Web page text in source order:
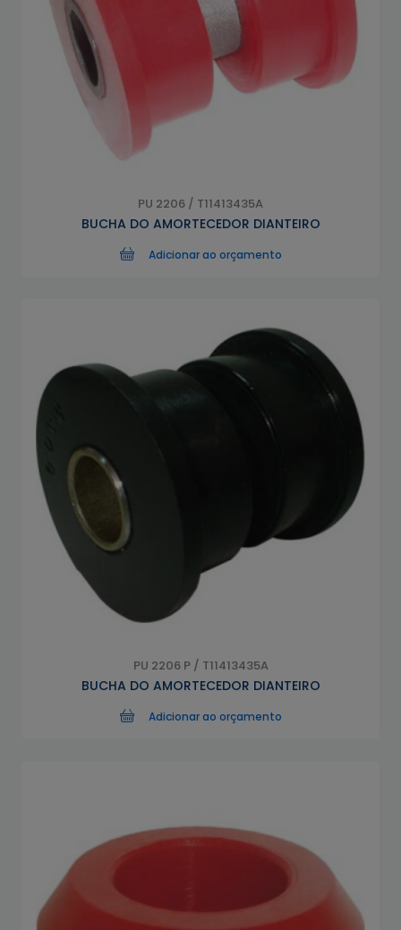
PU 2206 / T11413435A
BUCHA DO AMORTECEDOR DIANTEIRO
Adicionar ao orçamento
PU 2206 P / T11413435A
BUCHA DO AMORTECEDOR DIANTEIRO
Adicionar ao orçamento